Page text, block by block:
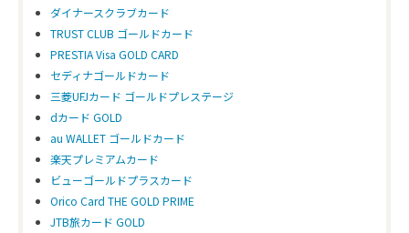
ダイナースクラブカード
TRUST CLUB ゴールドカード
PRESTIA Visa GOLD CARD
セディナゴールドカード
三菱UFJカード ゴールドプレステージ
dカード GOLD
au WALLET ゴールドカード
楽天プレミアムカード
ビューゴールドプラスカード
Orico Card THE GOLD PRIME
JTB旅カード GOLD